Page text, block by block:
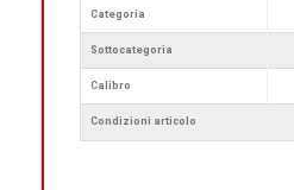
Categoria
Sottocategoria
Calibro
Condizioni articolo